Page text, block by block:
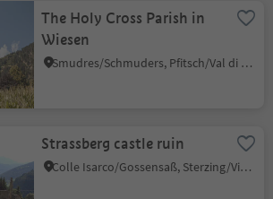
The Holy Cross Parish in
Wiesen
Smudres/Schmuders, Pfitsch/Val di Vizze, Sterzing/Vipiteno and environs
Strassberg castle ruin
Colle Isarco/Gossensaß, Sterzing/Vipiteno, Sterzing/Vipiteno and environs